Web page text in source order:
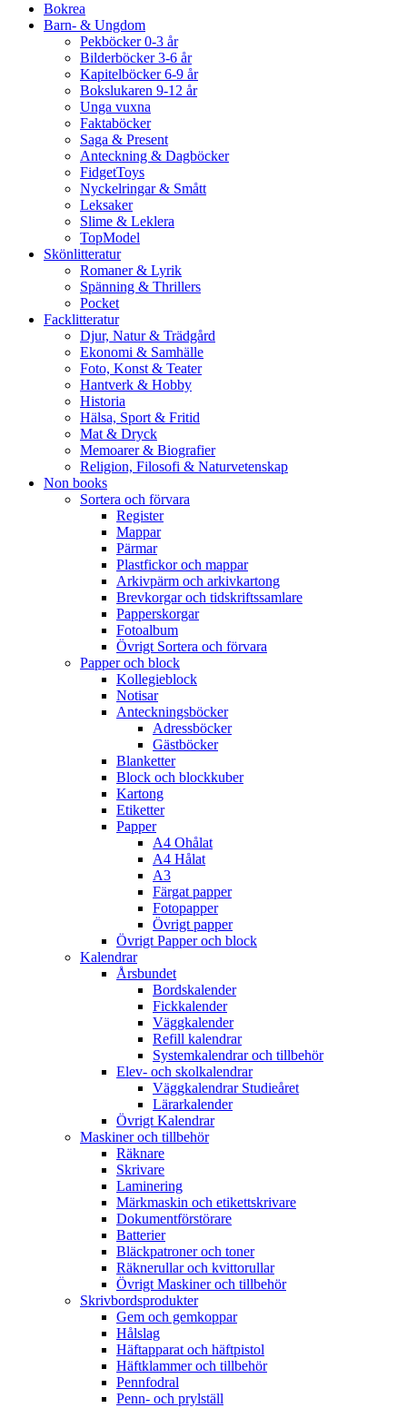
Bokrea
Barn- & Ungdom
Pekböcker 0-3 år
Bilderböcker 3-6 år
Kapitelböcker 6-9 år
Bokslukaren 9-12 år
Unga vuxna
Faktaböcker
Saga & Present
Anteckning & Dagböcker
FidgetToys
Nyckelringar & Smått
Leksaker
Slime & Leklera
TopModel
Skönlitteratur
Romaner & Lyrik
Spänning & Thrillers
Pocket
Facklitteratur
Djur, Natur & Trädgård
Ekonomi & Samhälle
Foto, Konst & Teater
Hantverk & Hobby
Historia
Hälsa, Sport & Fritid
Mat & Dryck
Memoarer & Biografier
Religion, Filosofi & Naturvetenskap
Non books
Sortera och förvara
Register
Mappar
Pärmar
Plastfickor och mappar
Arkivpärm och arkivkartong
Brevkorgar och tidskriftssamlare
Papperskorgar
Fotoalbum
Övrigt Sortera och förvara
Papper och block
Kollegieblock
Notisar
Anteckningsböcker
Adressböcker
Gästböcker
Blanketter
Block och blockkuber
Kartong
Etiketter
Papper
A4 Ohålat
A4 Hålat
A3
Färgat papper
Fotopapper
Övrigt papper
Övrigt Papper och block
Kalendrar
Årsbundet
Bordskalender
Fickkalender
Väggkalender
Refill kalendrar
Systemkalendrar och tillbehör
Elev- och skolkalendrar
Väggkalendrar Studieåret
Lärarkalender
Övrigt Kalendrar
Maskiner och tillbehör
Räknare
Skrivare
Laminering
Märkmaskin och etikettskrivare
Dokumentförstörare
Batterier
Bläckpatroner och toner
Räknerullar och kvittorullar
Övrigt Maskiner och tillbehör
Skrivbordsprodukter
Gem och gemkoppar
Hålslag
Häftapparat och häftpistol
Häftklammer och tillbehör
Pennfodral
Penn- och prylställ